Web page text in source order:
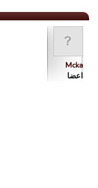
Mcka
اعضا